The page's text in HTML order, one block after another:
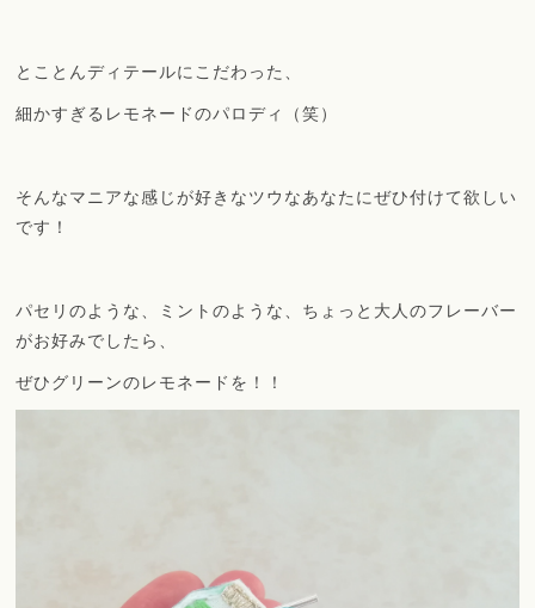
とことんディテールにこだわった、
細かすぎるレモネードのパロディ（笑）
そんなマニアな感じが好きなツウなあなたにぜひ付けて欲しい
です！
パセリのような、ミントのような、ちょっと大人のフレーバー
がお好みでしたら、
ぜひグリーンのレモネードを！！